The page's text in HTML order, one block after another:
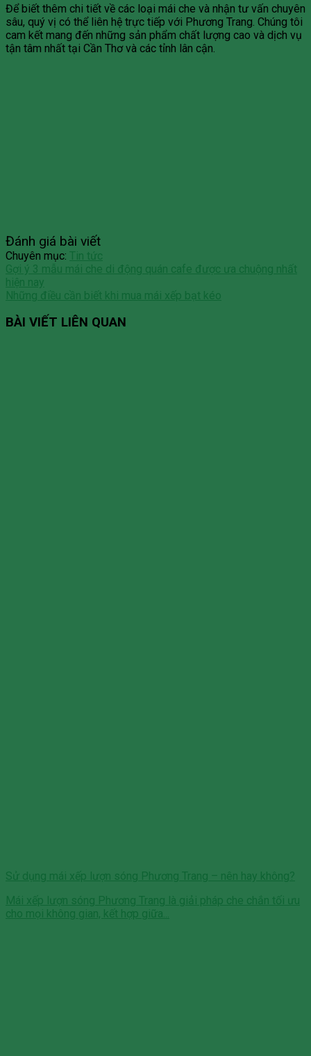
Để biết thêm chi tiết về các loại mái che và nhận tư vấn chuyên
sâu, quý vị có thể liên hệ trực tiếp với Phương Trang. Chúng tôi
cam kết mang đến những sản phẩm chất lượng cao và dịch vụ
tận tâm nhất tại Cần Thơ và các tỉnh lân cận.
Đánh giá bài viết
Chuyên mục: Tin tức
Gợi ý 3 mẫu mái che di động quán cafe được ưa chuộng nhất
hiện nay
Những điều cần biết khi mua mái xếp bạt kéo
BÀI VIẾT LIÊN QUAN
Sử dụng mái xếp lượn sóng Phương Trang – nên hay không?
Mái xếp lượn sóng Phương Trang là giải pháp che chắn tối ưu
cho mọi không gian, kết hợp giữa...